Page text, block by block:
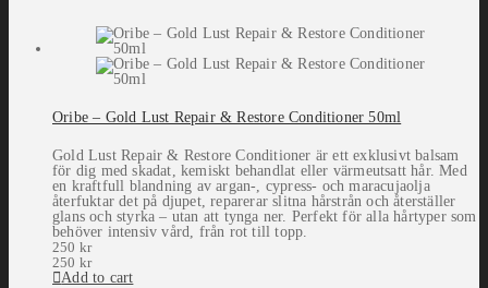
Oribe – Gold Lust Repair & Restore Conditioner 50ml
Gold Lust Repair & Restore Conditioner är ett exklusivt balsam
för dig med skadat, kemiskt behandlat eller värmeutsatt hår. Med
en kraftfull blandning av argan-, cypress- och maracujaolja
återfuktar det på djupet, reparerar slitna hårstrån och återställer
glans och styrka – utan att tynga ner. Perfekt för alla hårtyper som
behöver intensiv vård, från rot till topp.
250 kr
250 kr
Add to cart